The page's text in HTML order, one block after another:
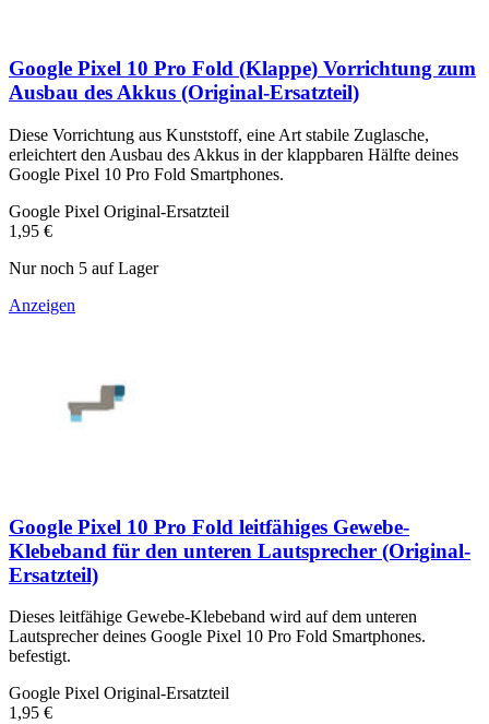
Google Pixel 10 Pro Fold (Klappe) Vorrichtung zum
Ausbau des Akkus (Original-Ersatzteil)
Diese Vorrichtung aus Kunststoff, eine Art stabile Zuglasche,
erleichtert den Ausbau des Akkus in der klappbaren Hälfte deines
Google Pixel 10 Pro Fold Smartphones.
Google Pixel Original-Ersatzteil
1,95 €
Nur noch 5 auf Lager
Anzeigen
Google Pixel 10 Pro Fold leitfähiges Gewebe-
Klebeband für den unteren Lautsprecher (Original-
Ersatzteil)
Dieses leitfähige Gewebe-Klebeband wird auf dem unteren
Lautsprecher deines Google Pixel 10 Pro Fold Smartphones.
befestigt.
Google Pixel Original-Ersatzteil
1,95 €